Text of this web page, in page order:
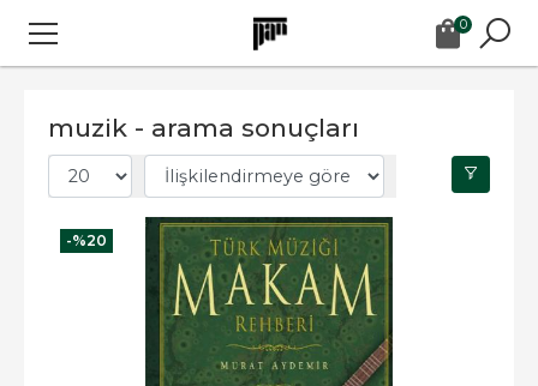
0
muzik - arama sonuçları
-%20